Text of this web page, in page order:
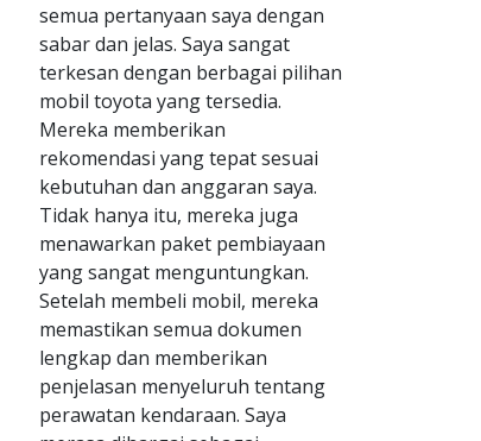
semua pertanyaan saya dengan
sabar dan jelas. Saya sangat
terkesan dengan berbagai pilihan
mobil toyota yang tersedia.
Mereka memberikan
rekomendasi yang tepat sesuai
kebutuhan dan anggaran saya.
Tidak hanya itu, mereka juga
menawarkan paket pembiayaan
yang sangat menguntungkan.
Setelah membeli mobil, mereka
memastikan semua dokumen
lengkap dan memberikan
penjelasan menyeluruh tentang
perawatan kendaraan. Saya